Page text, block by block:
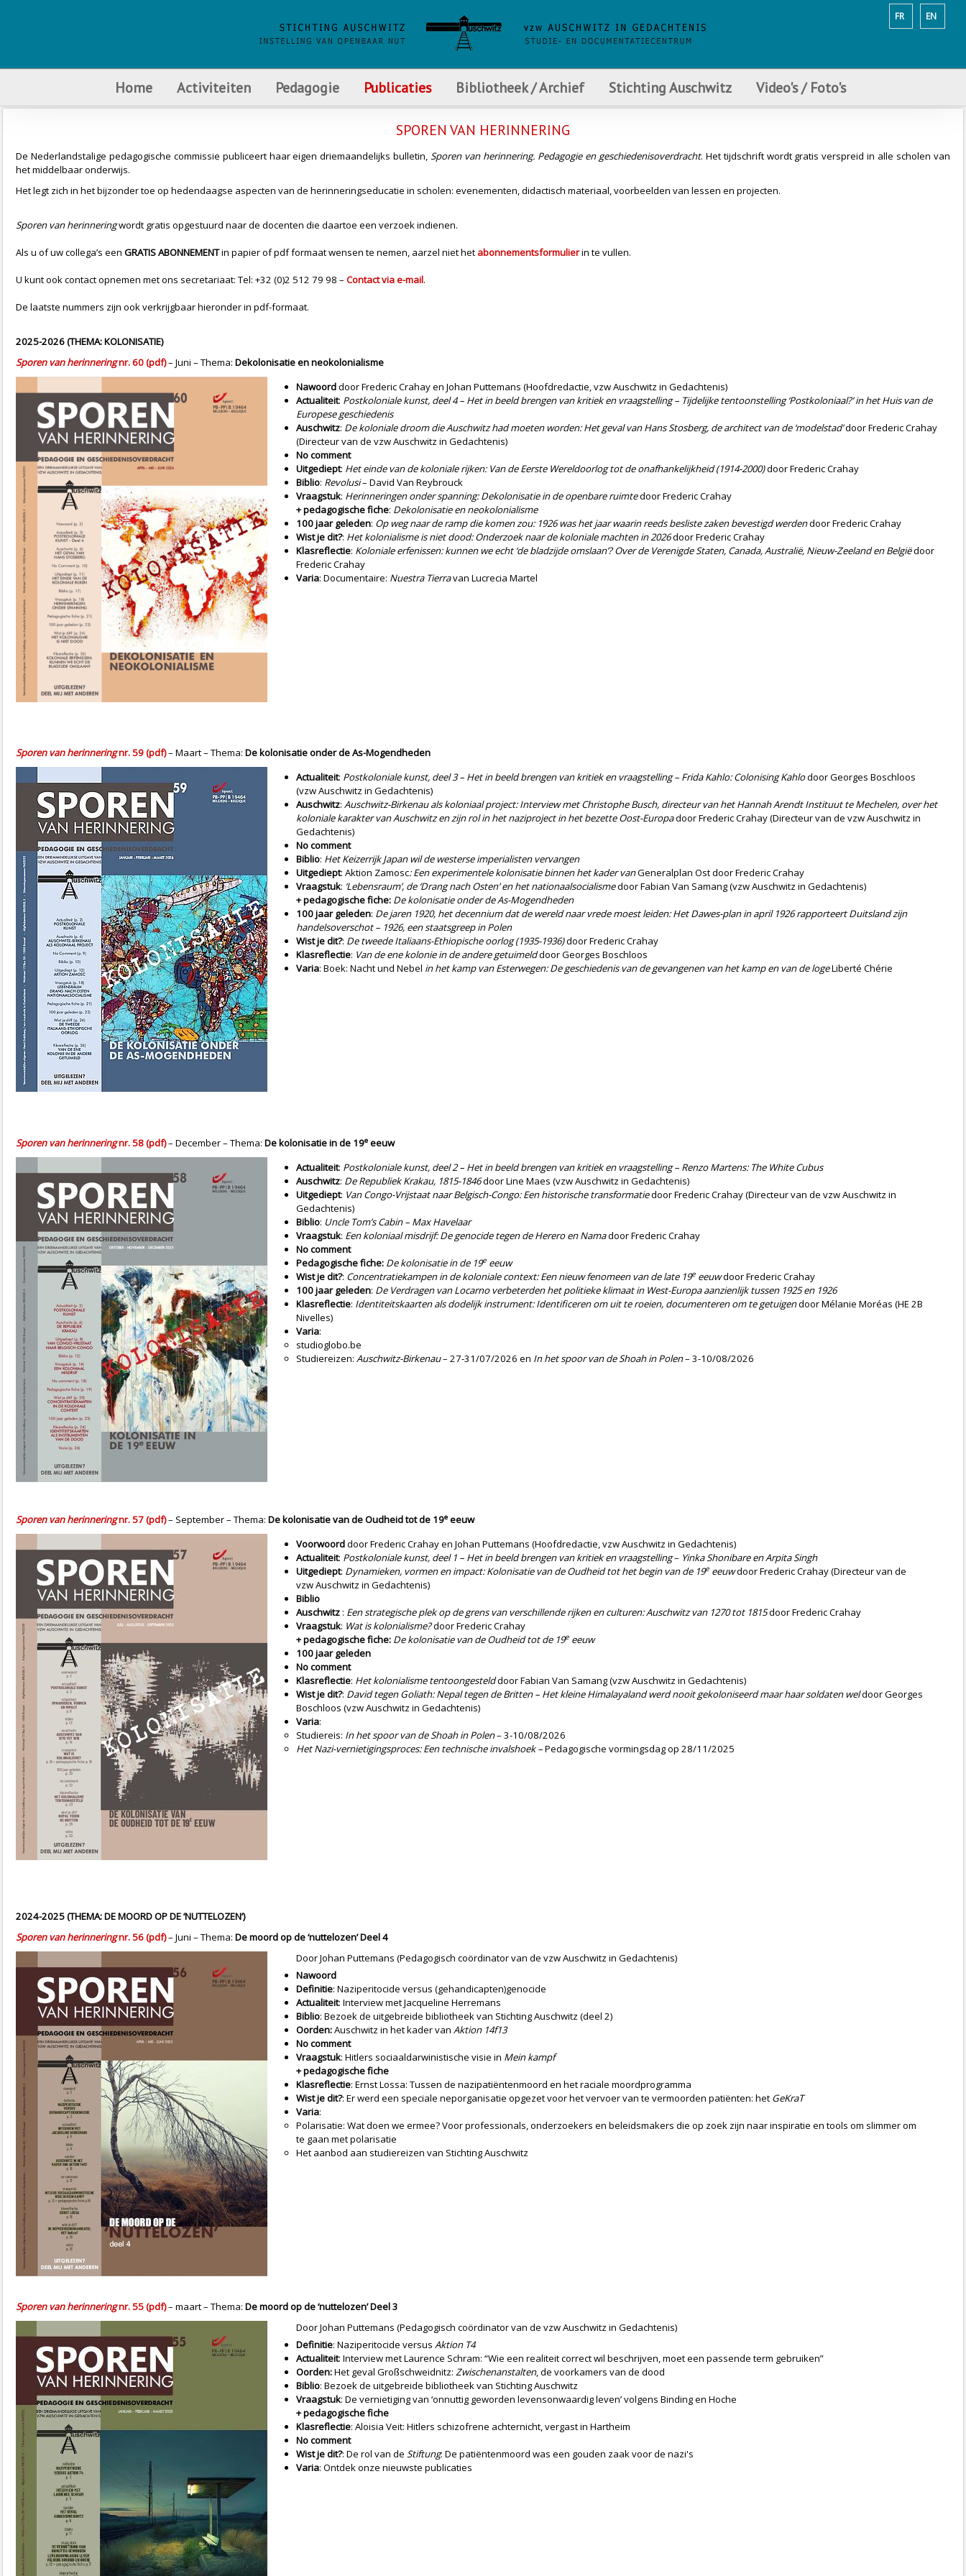
EN
FR
Home Activiteiten Pedagogie Publicaties Bibliotheek / Archief Stichting Auschwitz Video's / Foto's
SPOREN VAN HERINNERING
De Nederlandstalige pedagogische commissie publiceert haar eigen driemaandelijks bulletin,Sporen van herinnering. Pedagogie en geschiedenisoverdracht. Het tijdschrift wordt gratis verspreid in alle scholen van
het middelbaar onderwijs.
Het legt zich in het bijzonder toe op hedendaagse aspecten van de herinneringseducatie in scholen: evenementen, didactisch materiaal, voorbeelden van lessen en projecten.
Sporen van herinneringwordt gratis opgestuurd naar de docenten die daartoe een verzoek indienen.
Als u of uw collega’s een GRATIS ABONNEMENTin papier of pdf formaat wensen te nemen, aarzel niet het abonnementsformulierin te vullen.
U kunt ook contact opnemen met ons secretariaat: Tel: +32 (0)2 512 79 98 – Contact via e-mail.
De laatste nummers zijn ook verkrijgbaar hieronder in pdf-formaat.
2025-2026 (THEMA: KOLONISATIE)
Sporen van herinneringnr. 60 (pdf)– Juni – Thema: Dekolonisatie en neokolonialisme
Nawoorddoor Frederic Crahay en Johan Puttemans (Hoofdredactie, vzw Auschwitz in Gedachtenis)
Actualiteit: Postkoloniale kunst, deel 4 – Het in beeld brengen van kritiek en vraagstelling – Tijdelijke tentoonstelling ‘Postkoloniaal?’ in het Huis van de
Europese geschiedenis
Auschwitz: De koloniale droom die Auschwitz had moeten worden: Het geval van Hans Stosberg, de architect van de ‘modelstad’door Frederic Crahay
(Directeur van de vzw Auschwitz in Gedachtenis)
No comment
Uitgediept: Het einde van de koloniale rijken: Van de Eerste Wereldoorlog tot de onafhankelijkheid (1914-2000)door Frederic Crahay
Biblio: Revolusi– David Van Reybrouck
Vraagstuk: Herinneringen onder spanning: Dekolonisatie in de openbare ruimtedoor Frederic Crahay
+ pedagogische fiche: Dekolonisatie en neokolonialisme
100 jaar geleden: Op weg naar de ramp die komen zou: 1926 was het jaar waarin reeds besliste zaken bevestigd werdendoor Frederic Crahay
Wist je dit?: Het kolonialisme is niet dood: Onderzoek naar de koloniale machten in 2026door Frederic Crahay
Klasreflectie: Koloniale erfenissen: kunnen we echt ‘de bladzijde omslaan’? Over de Verenigde Staten, Canada, Australië, Nieuw-Zeeland en Belgiëdoor
Frederic Crahay
Varia: Documentaire: Nuestra Tierravan Lucrecia Martel
Sporen van herinneringnr. 59 (pdf)– Maart – Thema: De kolonisatie onder de As-Mogendheden
Actualiteit: Postkoloniale kunst, deel 3 – Het in beeld brengen van kritiek en vraagstelling – Frida Kahlo: Colonising Kahlodoor Georges Boschloos
(vzw Auschwitz in Gedachtenis)
Auschwitz: Auschwitz-Birkenau als koloniaal project: Interview met Christophe Busch, directeur van het Hannah Arendt Instituut te Mechelen, over het
koloniale karakter van Auschwitz en zijn rol in het naziproject in het bezette Oost-Europadoor Frederic Crahay (Directeur van de vzw Auschwitz in
Gedachtenis)
No comment
Biblio: Het Keizerrijk Japan wil de westerse imperialisten vervangen
Uitgediept: Aktion Zamosc: Een experimentele kolonisatie binnen het kader vanGeneralplan Ost door Frederic Crahay
Vraagstuk: ‘Lebensraum’, de ‘Drang nach Osten’ en het nationaalsocialismedoor Fabian Van Samang (vzw Auschwitz in Gedachtenis)
+ pedagogische fiche: De kolonisatie onder de As-Mogendheden
100 jaar geleden: De jaren 1920, het decennium dat de wereld naar vrede moest leiden: Het Dawes-plan in april 1926 rapporteert Duitsland zijn
handelsoverschot – 1926, een staatsgreep in Polen
Wist je dit?: De tweede Italiaans-Ethiopische oorlog (1935-1936)door Frederic Crahay
Klasreflectie: Van de ene kolonie in de andere getuimelddoor Georges Boschloos
Varia: Boek: Nacht und Nebel in het kamp van Esterwegen: De geschiedenis van de gevangenen van het kamp en van de logeLiberté Chérie
Sporen van herinneringnr. 58 (pdf)– December – Thema: De kolonisatie in de 19e eeuw
Actualiteit: Postkoloniale kunst, deel 2 – Het in beeld brengen van kritiek en vraagstelling – Renzo Martens: The White Cubus
Auschwitz: De Republiek Krakau, 1815-1846door Line Maes (vzw Auschwitz in Gedachtenis)
Uitgediept: Van Congo-Vrijstaat naar Belgisch-Congo: Een historische transformatiedoor Frederic Crahay (Directeur van de vzw Auschwitz in
Gedachtenis)
Biblio: Uncle Tom’s Cabin – Max Havelaar
Vraagstuk: Een koloniaal misdrijf: De genocide tegen de Herero en Namadoor Frederic Crahay
No comment
Pedagogische fiche: De kolonisatie in de 19e eeuw
Wist je dit?: Concentratiekampen in de koloniale context: Een nieuw fenomeen van de late 19e eeuwdoor Frederic Crahay
100 jaar geleden: De Verdragen van Locarno verbeterden het politieke klimaat in West-Europa aanzienlijk tussen 1925 en 1926
Klasreflectie: Identiteitskaarten als dodelijk instrument: Identificeren om uit te roeien, documenteren om te getuigendoor Mélanie Moréas (HE 2B
Nivelles)
Varia:
studioglobo.be
Studiereizen: Auschwitz-Birkenau– 27-31/07/2026 en In het spoor van de Shoah in Polen– 3-10/08/2026
Sporen van herinneringnr. 57 (pdf)– September – Thema: De kolonisatie van de Oudheid tot de 19e eeuw
Voorwoorddoor Frederic Crahay en Johan Puttemans (Hoofdredactie, vzw Auschwitz in Gedachtenis)
Actualiteit: Postkoloniale kunst, deel 1 – Het in beeld brengen van kritiek en vraagstelling– Yinka Shonibare en Arpita Singh
Uitgediept: Dynamieken, vormen en impact: Kolonisatie van de Oudheid tot het begin van de 19e eeuwdoor Frederic Crahay (Directeur van de
vzw Auschwitz in Gedachtenis)
Biblio
Auschwitz : Een strategische plek op de grens van verschillende rijken en culturen: Auschwitz van 1270 tot 1815door Frederic Crahay
Vraagstuk: Wat is kolonialisme?door Frederic Crahay
+ pedagogische fiche: De kolonisatie van de Oudheid tot de 19e eeuw
100 jaar geleden
No comment
Klasreflectie: Het kolonialisme tentoongestelddoor Fabian Van Samang (vzw Auschwitz in Gedachtenis)
Wist je dit?: David tegen Goliath: Nepal tegen de Britten – Het kleine Himalayaland werd nooit gekoloniseerd maar haar soldaten weldoor Georges
Boschloos (vzw Auschwitz in Gedachtenis)
Varia:
Studiereis: In het spoor van de Shoah in Polen– 3-10/08/2026
Het Nazi-vernietigingsproces: Een technische invalshoek –Pedagogische vormingsdag op 28/11/2025
2024-2025 (THEMA: DE MOORD OP DE ‘NUTTELOZEN’)
Sporen van herinneringnr. 56 (pdf)– Juni – Thema: De moord op de ‘nuttelozen’ Deel 4
Door Johan Puttemans (Pedagogisch coördinator van de vzw Auschwitz in Gedachtenis)
Nawoord
Definitie: Naziperitocide versus (gehandicapten)genocide
Actualiteit: Interview met Jacqueline Herremans
Biblio: Bezoek de uitgebreide bibliotheek van Stichting Auschwitz (deel 2)
Oorden:Auschwitz in het kader van Aktion 14f13
No comment
Vraagstuk: Hitlers sociaaldarwinistische visie in Mein kampf
+ pedagogische fiche
Klasreflectie: Ernst Lossa: Tussen de nazipatiëntenmoord en het raciale moordprogramma
Wist je dit?: Er werd een speciale neporganisatie opgezet voor het vervoer van te vermoorden patiënten: het GeKraT
Varia:
Polarisatie: Wat doen we ermee? Voor professionals, onderzoekers en beleidsmakers die op zoek zijn naar inspiratie en tools om slimmer om
te gaan met polarisatie
Het aanbod aan studiereizen van Stichting Auschwitz
Sporen van herinneringnr. 55 (pdf)– maart – Thema: De moord op de ‘nuttelozen’ Deel 3
Door Johan Puttemans (Pedagogisch coördinator van de vzw Auschwitz in Gedachtenis)
Definitie: Naziperitocide versus Aktion T4
Actualiteit: Interview met Laurence Schram: “Wie een realiteit correct wil beschrijven, moet een passende term gebruiken”
Oorden:Het geval Großschweidnitz: Zwischenanstalten, de voorkamers van de dood
Biblio: Bezoek de uitgebreide bibliotheek van Stichting Auschwitz
Vraagstuk: De vernietiging van ‘onnuttig geworden levensonwaardig leven’ volgens Binding en Hoche
+ pedagogische fiche
Klasreflectie: Aloisia Veit: Hitlers schizofrene achternicht, vergast in Hartheim
No comment
Wist je dit?: De rol van de Stiftung: De patiëntenmoord was een gouden zaak voor de nazi's
Varia: Ontdek onze nieuwste publicaties